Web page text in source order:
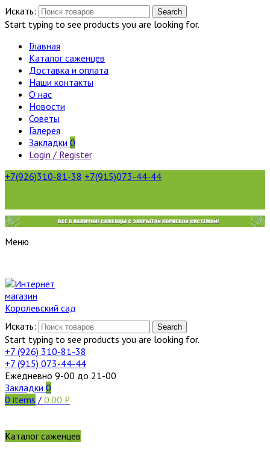
Искать: Search
Start typing to see products you are looking for.
Главная
Каталог саженцев
Доставка и оплата
Наши контакты
О нас
Новости
Советы
Галерея
Закладки 0
Login / Register
+7(926)310-81-38 +7(915)073-44-44
Меню
Искать: Search
Start typing to see products you are looking for.
+7 (926) 310-81-38
+7 (915) 073-44-44
Ежедневно 9-00 до 21-00
Закладки 0
0 items / 0.00 Р
Каталог саженцев